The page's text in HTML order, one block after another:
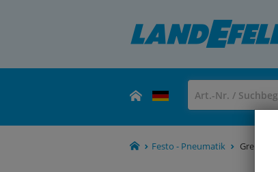
Festo - Pneumatik Greifer